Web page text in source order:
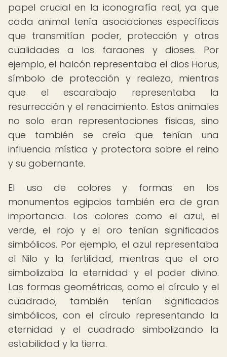
papel crucial en la iconografía real, ya que
cada animal tenía asociaciones específicas
que transmitían poder, protección y otras
cualidades a los faraones y dioses. Por
ejemplo, el halcón representaba el dios Horus,
símbolo de protección y realeza, mientras
que el escarabajo representaba la
resurrección y el renacimiento. Estos animales
no solo eran representaciones físicas, sino
que también se creía que tenían una
influencia mística y protectora sobre el reino
y su gobernante.
El uso de colores y formas en los
monumentos egipcios también era de gran
importancia. Los colores como el azul, el
verde, el rojo y el oro tenían significados
simbólicos. Por ejemplo, el azul representaba
el Nilo y la fertilidad, mientras que el oro
simbolizaba la eternidad y el poder divino.
Las formas geométricas, como el círculo y el
cuadrado, también tenían significados
simbólicos, con el círculo representando la
eternidad y el cuadrado simbolizando la
estabilidad y la tierra.